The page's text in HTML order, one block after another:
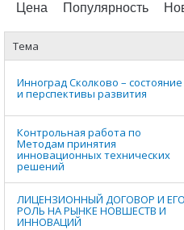
Цена Популярность
Тема
Инноград Сколково – состояние
и перспективы развития
Контрольная работа по
Методам принятия
инновационных технических
решений
ЛИЦЕНЗИОННЫЙ ДОГОВОР И ЕГО
РОЛЬ НА РЫНКЕ НОВШЕСТВ И
ИННОВАЦИЙ